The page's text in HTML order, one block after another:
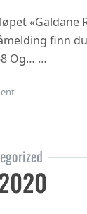
«Galdane
finn
Og… …
on Gubbetur til